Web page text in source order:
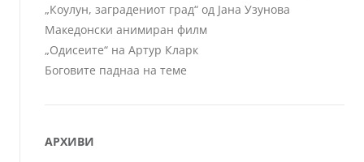
„Коулун, заградениот град“ од Јана Узунова
Македонски анимиран филм
„Одисеите“ на Артур Кларк
Боговите паднаа на теме
АРХИВИ